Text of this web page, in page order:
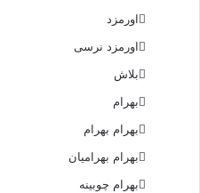
اورمزد
اورمزد نرسى‏
بلاش
بهرام
بهرام بهرام
بهرام بهرامیان‏
بهرام چوبینه